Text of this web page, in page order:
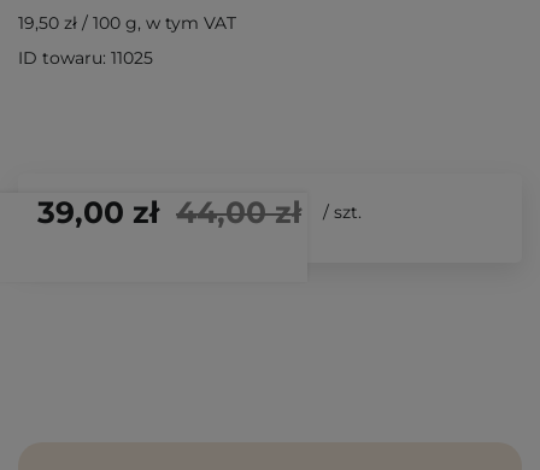
39,00 zł 44,00 zł / szt.
19,50 zł / 100 g, w tym VAT
ID towaru: 11025